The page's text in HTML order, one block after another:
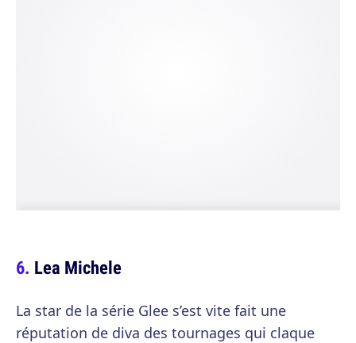
Lea Michele
La star de la série Glee s’est vite fait une
réputation de diva des tournages qui claque